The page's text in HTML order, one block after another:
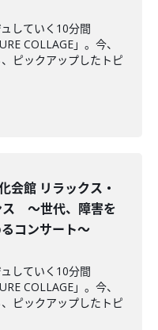
していく10分間
COLLAGE」。今、
ピックアップしたトピ
会館 リラックス・
ス ～世代、障害を
コンサート～
していく10分間
COLLAGE」。今、
ピックアップしたトピ